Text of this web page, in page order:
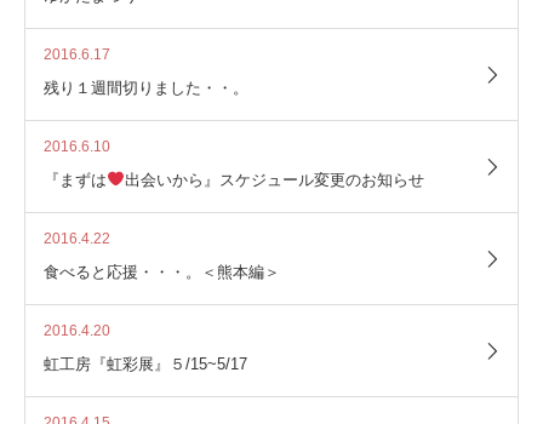
2016.6.17
残り１週間切りました・・。
2016.6.10
『まずは 出会いから』スケジュール変更のお知らせ
2016.4.22
食べると応援・・・。＜熊本編＞
2016.4.20
虹工房『虹彩展』５/15~5/17